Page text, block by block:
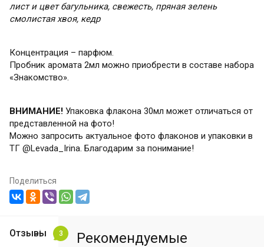
лист и цвет багульника, свежесть, пряная зелень
смолистая хвоя, кедр
Концентрация – парфюм.
Пробник аромата 2мл можно приобрести в составе набора
«Знакомство».
ВНИМАНИЕ! Упаковка флакона 30мл может отличаться от
представленной на фото!
Можно запросить актуальное фото флаконов и упаковки в
ТГ @Levada_Irina. Благодарим за понимание!
Поделиться
Отзывы 3 Рекомендуемые